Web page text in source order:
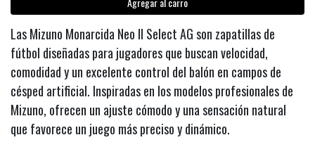
Las Mizuno Monarcida Neo II Select AG son zapatillas de
fútbol diseñadas para jugadores que buscan velocidad,
comodidad y un excelente control del balón en campos de
césped artificial. Inspiradas en los modelos profesionales de
Mizuno, ofrecen un ajuste cómodo y una sensación natural
que favorece un juego más preciso y dinámico.